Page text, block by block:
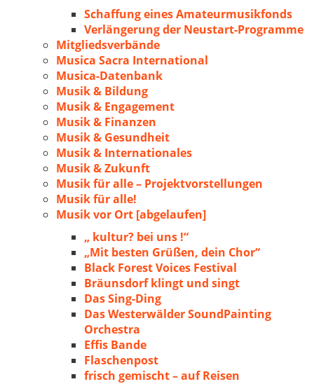
Schaffung eines Amateurmusikfonds
Verlängerung der Neustart-Programme
Mitgliedsverbände
Musica Sacra International
Musica-Datenbank
Musik & Bildung
Musik & Engagement
Musik & Finanzen
Musik & Gesundheit
Musik & Internationales
Musik & Zukunft
Musik für alle – Projektvorstellungen
Musik für alle!
Musik vor Ort [abgelaufen]
„ kultur? bei uns !“
„Mit besten Grüßen, dein Chor“
Black Forest Voices Festival
Bräunsdorf klingt und singt
Das Sing-Ding
Das Westerwälder SoundPainting
Orchestra
Effis Bande
Flaschenpost
frisch gemischt – auf Reisen